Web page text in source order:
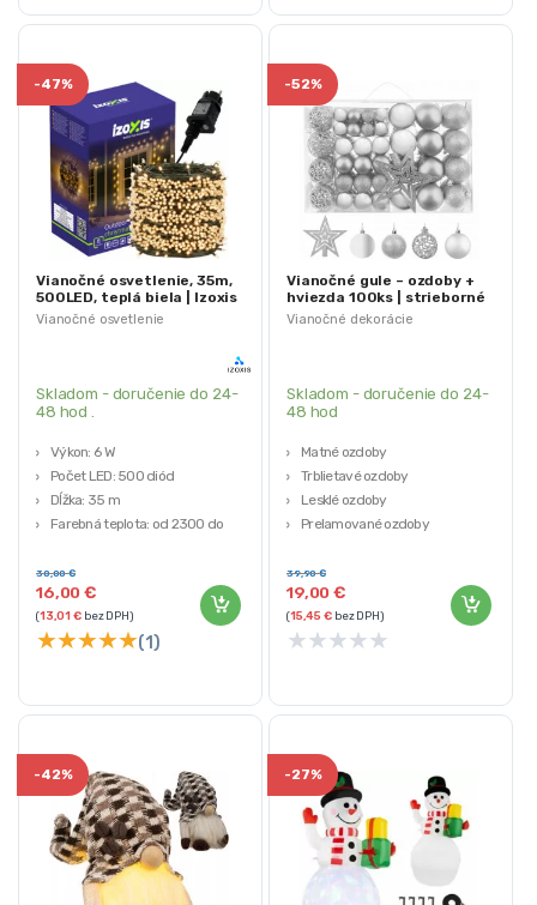
Vianočné osvetlenie
-47%
Vianočné osvetlenie, 35m,
500LED, teplá biela | Izoxis
Skladom - doručenie do 24-
48 hod .
Výkon: 6 W
Počet LED: 500 diód
Dĺžka: 35 m
Farebná teplota: od 2300 do
Farba osvetlenia: teplá biela
16,00€
30,00€
(13,01€bez DPH)
★★★★★(1)
Vianočné dekorácie
-52%
Vianočné gule – ozdoby +
hviezda 100ks | strieborné
Skladom - doručenie do 24-
48 hod
Matné ozdoby
Trblietavé ozdoby
Lesklé ozdoby
Prelamované ozdoby
19,00€
39,90€
(15,45€bez DPH)
★★★★★
-42% -27%